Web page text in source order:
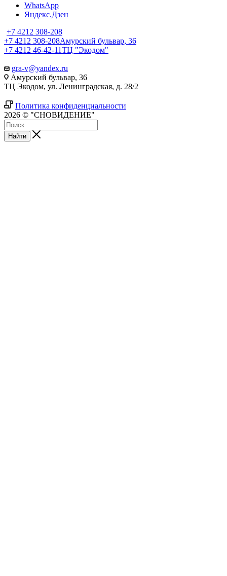
WhatsApp
Яндекс.Дзен
+7 4212 308-208
+7 4212 308-208Амурский бульвар, 36
+7 4212 46-42-11ТЦ "Экодом"
gra-v@yandex.ru
Амурский бульвар, 36
ТЦ Экодом, ул. Ленинградская, д. 28/2
Политика конфиденциальности
2026 © "СНОВИДЕНИЕ"
Найти